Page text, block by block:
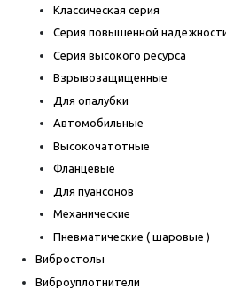
Классическая серия
Серия повышенной
Серия высокого ресурса
Взрывозащищенные
Для опалубки
Автомобильные
Высокочатотные
Фланцевые
Для пуансонов
Механические
Пневматические ( шаровые )
Вибростолы
Виброуплотнители